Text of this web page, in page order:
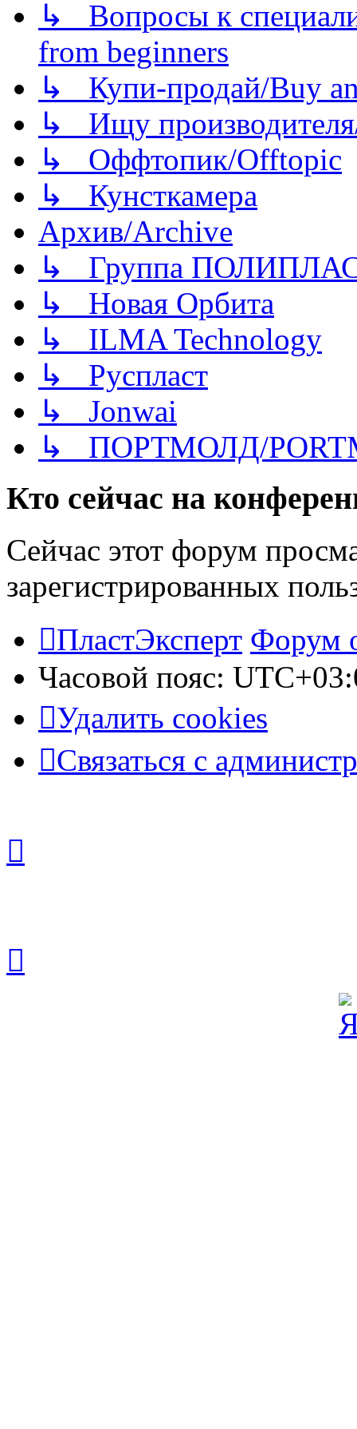
↳ Вопросы к
from beginners
↳ Купи-продай/Buy
↳ Ищу
↳ Оффтопик/Offtopic
↳ Кунсткамера
Архив/Archive
↳ Группа
↳ Новая Орбита
↳ ILMA Technology
↳ Руспласт
↳ Jonwai
↳ ПОРТМОЛД/
Кто сейчас на
Сейчас этот форум
зарегистрированных
ПластЭксперт Форум
Часовой пояс:
Удалить cookies
Связаться с